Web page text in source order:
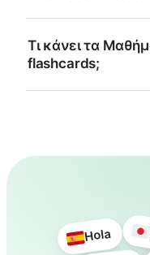
Τι κάνει τα
flashcards;
Hola